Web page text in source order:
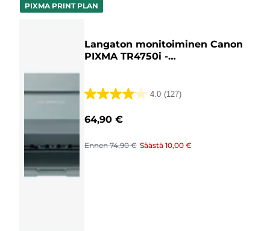
PIXMA PRINT PLAN
Langaton monitoiminen Canon
PIXMA TR4750i -
4.0 (127)
4.0/5
tähteä.
arvostelua
64,90 €
Ennen74,90 € Säästä10,00 €